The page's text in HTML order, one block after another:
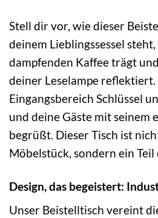
Stell dir vor, wie dieser
deinem Lieblingssessel steht,
dampfenden Kaffee trägt
deiner Leselampe
Eingangsbereich Schlüssel
und deine Gäste mit seinem
begrüßt. Dieser Tisch ist
Möbelstück, sondern ein Teil
Design, das begeistert:
Unser Beistelltisch vereint